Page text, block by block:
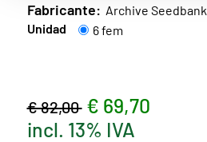
Fabricante: Archive Seedbank
Unidad
6 fem
€ 82,00 € 69,70
incl. 13% IVA